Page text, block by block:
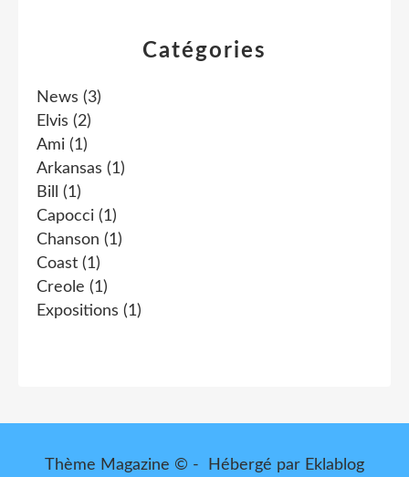
Catégories
News (3)
Elvis (2)
Ami (1)
Arkansas (1)
Bill
(1)
Capocci (1)
Chanson (1)
Coast (1)
Creole (1)
Expositions (1)
Thème Magazine © - Hébergé par Eklablog